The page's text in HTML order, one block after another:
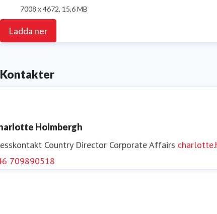
7008 x 4672, 15,6 MB
Ladda ner
Kontakter
Holmbergh
Country Director Corporate Affairs
709890518